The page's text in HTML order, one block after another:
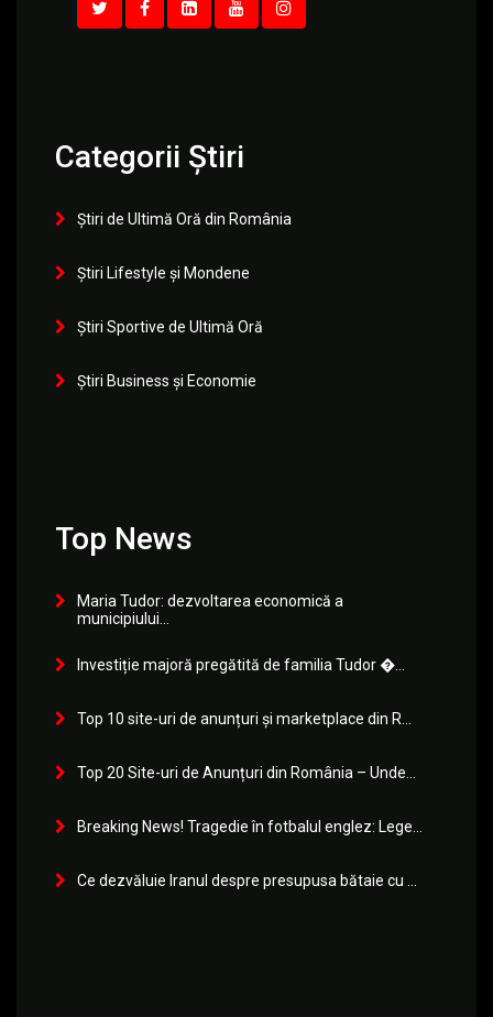
Categorii Știri
Știri de Ultimă Oră din România
Știri Lifestyle și Mondene
Știri Sportive de Ultimă Oră
Știri Business și Economie
Top News
Maria Tudor: dezvoltarea economică a
municipiului...
Investiție majoră pregătită de familia Tudor �...
Top 10 site-uri de anunțuri și marketplace din R...
Top 20 Site-uri de Anunțuri din România – Unde...
Breaking News! Tragedie în fotbalul englez: Lege...
Ce dezvăluie Iranul despre presupusa bătaie cu ...